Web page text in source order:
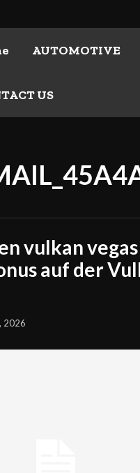
AUTOMOTIVE
US
vulkan vegas
auf der
2026